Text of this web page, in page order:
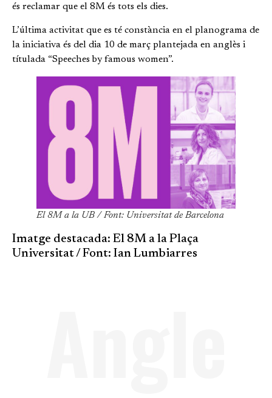
és reclamar que el 8M és tots els dies.
L’última activitat que es té constància en el planograma de
la iniciativa és del dia 10 de març plantejada en anglès i
títulada “Speeches by famous women”.
El 8M a la UB / Font: Universitat de Barcelona
Imatge destacada: El 8M a la Plaça
Universitat / Font: Ian Lumbiarres